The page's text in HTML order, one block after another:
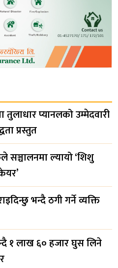
तुलाधार प्यानलको उम्मेदवारी
प्रस्तुत
सञ्चालनमा ल्यायो ‘शिशु
भन्दै ठगी गर्ने व्यक्ति
१ लाख ६० हजार घुस लिने